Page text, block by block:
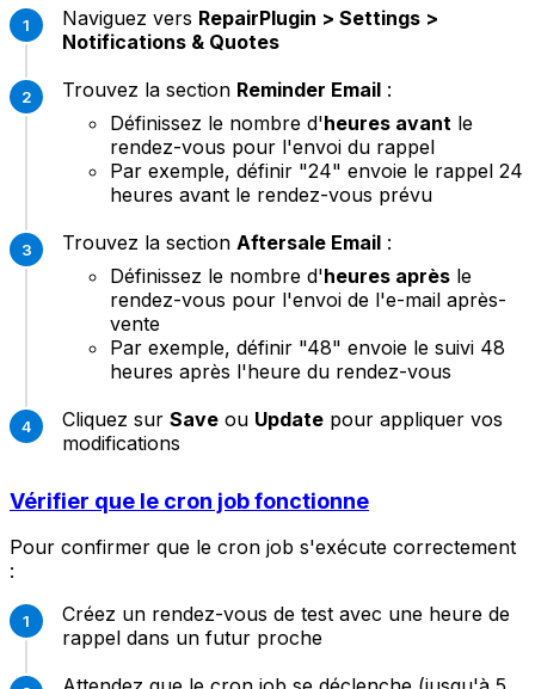
Naviguez vers RepairPlugin > Settings >
Notifications & Quotes
Trouvez la section Reminder Email :
Définissez le nombre d'heures avant le
rendez-vous pour l'envoi du rappel
Par exemple, définir "24" envoie le rappel 24
heures avant le rendez-vous prévu
Trouvez la section Aftersale Email :
Définissez le nombre d'heures après le
rendez-vous pour l'envoi de l'e-mail après-
vente
Par exemple, définir "48" envoie le suivi 48
heures après l'heure du rendez-vous
Cliquez sur Save ou Update pour appliquer vos
modifications
Vérifier que le cron job fonctionne
Pour confirmer que le cron job s'exécute correctement
:
Créez un rendez-vous de test avec une heure de
rappel dans un futur proche